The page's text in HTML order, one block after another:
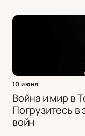
10 июня
Война и мир в
Погрузитесь в
войн